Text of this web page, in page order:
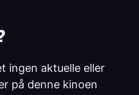
ingen aktuelle eller
på denne kinoen